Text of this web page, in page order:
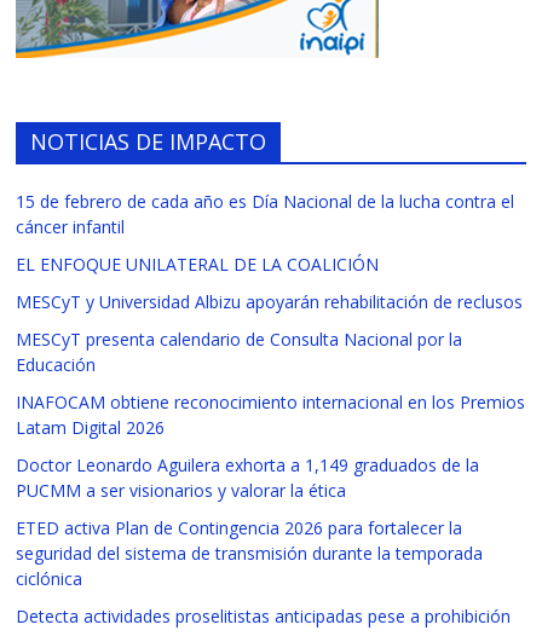
NOTICIAS DE IMPACTO
15 de febrero de cada año es Día Nacional de la lucha contra el
cáncer infantil
EL ENFOQUE UNILATERAL DE LA COALICIÓN
MESCyT y Universidad Albizu apoyarán rehabilitación de reclusos
MESCyT presenta calendario de Consulta Nacional por la
Educación
INAFOCAM obtiene reconocimiento internacional en los Premios
Latam Digital 2026
Doctor Leonardo Aguilera exhorta a 1,149 graduados de la
PUCMM a ser visionarios y valorar la ética
ETED activa Plan de Contingencia 2026 para fortalecer la
seguridad del sistema de transmisión durante la temporada
ciclónica
Detecta actividades proselitistas anticipadas pese a prohibición